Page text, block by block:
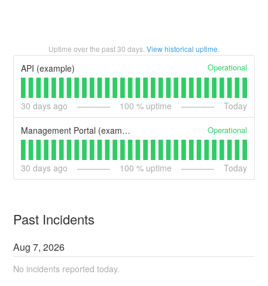
Uptime over the past30 days. View historical uptime.
API (example) Operational
30 days ago 100 % uptime Today
Management Portal (example) Operational
30 days ago 100 % uptime Today
Past Incidents
Aug7,2026
No incidents reported today.